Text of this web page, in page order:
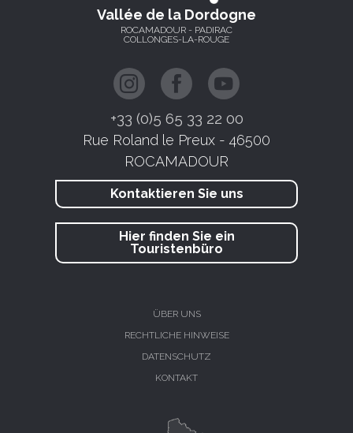
Vallée de la Dordogne
ROCAMADOUR - PADIRAC
COLLONGES-LA-ROUGE
+33 (0)5 65 33 22 00
Rue Roland le Preux - 46500
ROCAMADOUR
Kontaktieren Sie uns
Hier finden Sie ein
Touristenbüro
ÜBER UNS
RECHTLICHE HINWEISE
DATENSCHUTZ
KONTAKT